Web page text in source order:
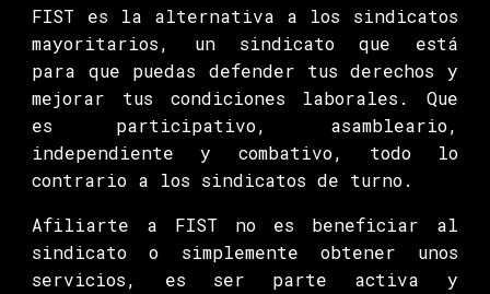
FIST es la alternativa a los sindicatos
mayoritarios, un sindicato que está
para que puedas defender tus derechos y
mejorar tus condiciones laborales. Que
es participativo, asambleario,
independiente y combativo, todo lo
contrario a los sindicatos de turno.
Afiliarte a FIST no es beneficiar al
sindicato o simplemente obtener unos
servicios, es ser parte activa y